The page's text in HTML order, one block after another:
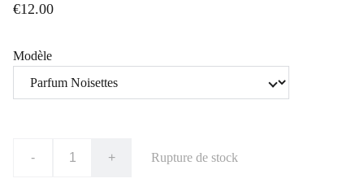
€12.00
Modèle
- + Rupture de stock